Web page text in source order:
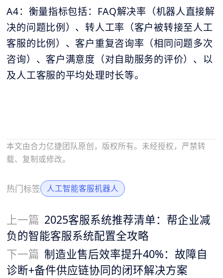
A4：衡量指标包括：FAQ解决率（机器人直接解
决的问题比例）、转人工率（客户被转接至人工
客服的比例）、客户重复咨询率（相同问题多次
咨询）、客户满意度（对自助服务的评价）、以
及人工客服的平均处理时长等。
本文由合力亿捷团队原创，版权所有。未经授权，严禁转
载、复制或修改。
热门标签 人工智能客服机器人
上一篇 2025客服系统推荐清单：帮企业减
负的智能客服系统配置全攻略
下一篇 制造业售后效率提升40%：故障自
诊断+备件供应链协同的闭环解决方案